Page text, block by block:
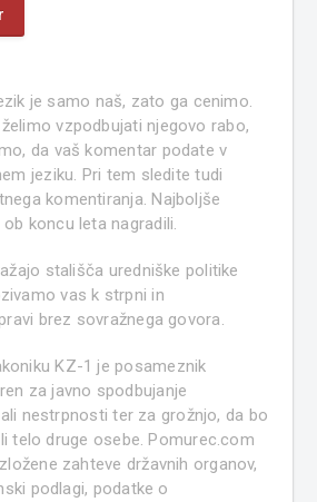
je samo naš, zato ga cenimo.
vzpodbujati njegovo rabo,
da vaš komentar podate v
jeziku. Pri tem sledite tudi
komentiranja. Najboljše
koncu leta nagradili.
stališča uredniške politike
vas k strpni in
brez sovražnega govora.
KZ-1 je posameznik
za javno spodbujanje
nestrpnosti ter za grožnjo, da bo
telo druge osebe. Pomurec.com
zahteve državnih organov,
podlagi, podatke o